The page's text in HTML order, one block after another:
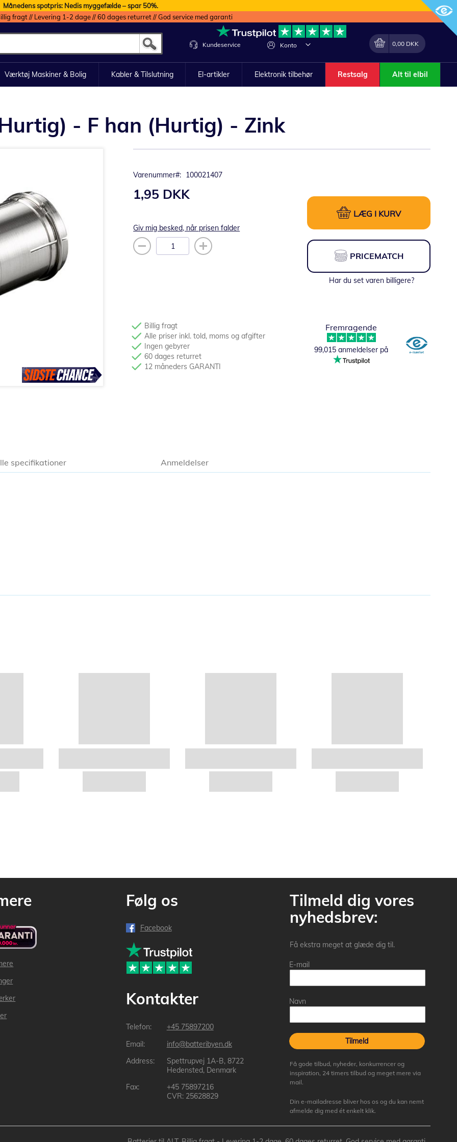
Månedens spotpris: Nedis myggefælde – spar 50%.
fragt // Levering 1-2 dage // 60 dages returret // God service med garanti
Konto
Lave
Min indkøbskurv
0,00 DKK
Kundeservice
Værktøj Maskiner & Bolig Kabler & Tilslutning El-artikler Elektronik tilbehør Restsalg Alt til elbil
- F han (Hurtig) - Zink
Varenummer 100021407
1,95 DKK
Giv mig besked, når prisen falder
LÆG I KURV
PRICEMATCH
Har du set varen billigere?
Billig fragt
Alle priser inkl. told, moms og afgifter
Ingen gebyrer
60 dages returret
12 måneders GARANTI
Fremragende
99,015 anmeldelser på
specifikationer Anmeldelser
Følg os
Facebook
Kontakter
+45 75897200
info@batteribyen.dk
Spettrupvej 1A-B, 8722
Hedensted, Denmark
+45 75897216
CVR: 25628829
Tilmeld dig vores
nyhedsbrev:
Få ekstra meget at glæde dig til.
E-mail
Navn
Tilmeld
Få gode tilbud, nyheder, konkurrencer og
inspiration, 24 timers tilbud og meget mere via
mail.
Din e-mailadresse bliver hos os og du kan nemt
afmelde dig med ét enkelt klik.